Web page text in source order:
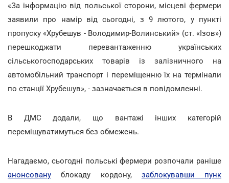
«За інформацію від польської сторони, місцеві фермери
заявили про намір від сьогодні, з 9 лютого, у пункті
пропуску «Хрубешув - Володимир-Волинський» (ст. «Ізов»)
перешкоджати перевантаженню українських
сільськогосподарських товарів із залізничного на
автомобільний транспорт і переміщенню їх на термінали
по станції Хрубешув», - зазначається в повідомленні.
В ДМС додали, що вантажі інших категорій
переміщуватимуться без обмежень.
Нагадаємо, сьогодні польські фермери розпочали раніше
анонсовану блокаду кордону, заблокувавши пунк